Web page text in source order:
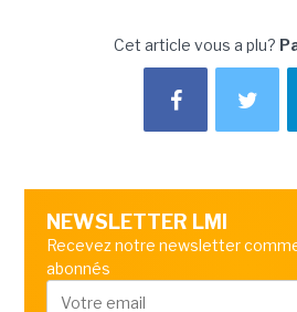
Cet article vous a plu?
NEWSLETTER LMI
Recevez notre newsletter
abonnés